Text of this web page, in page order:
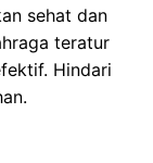
sehat dan
teratur
Hindari